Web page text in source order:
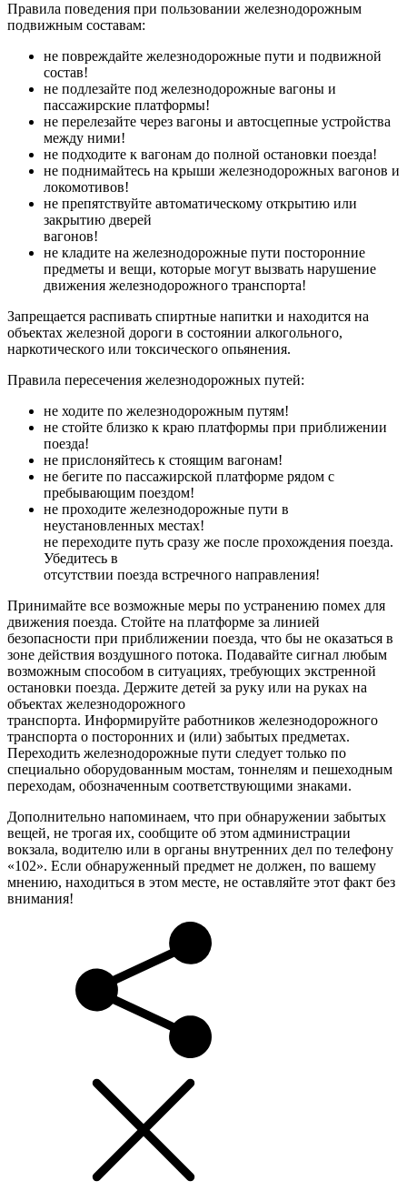
Правила поведения при пользовании железнодорожным
подвижным составам:
не повреждайте железнодорожные пути и подвижной
состав!
не подлезайте под железнодорожные вагоны и
пассажирские платформы!
не перелезайте через вагоны и автосцепные устройства
между ними!
не подходите к вагонам до полной остановки поезда!
не поднимайтесь на крыши железнодорожных вагонов и
локомотивов!
не препятствуйте автоматическому открытию или
закрытию дверей
вагонов!
не кладите на железнодорожные пути посторонние
предметы и вещи, которые могут вызвать нарушение
движения железнодорожного транспорта!
Запрещается распивать спиртные напитки и находится на
объектах железной дороги в состоянии алкогольного,
наркотического или токсического опьянения.
Правила пересечения железнодорожных путей:
не ходите по железнодорожным путям!
не стойте близко к краю платформы при приближении
поезда!
не прислоняйтесь к стоящим вагонам!
не бегите по пассажирской платформе рядом с
пребывающим поездом!
не проходите железнодорожные пути в
неустановленных местах!
не переходите путь сразу же после прохождения поезда.
Убедитесь в
отсутствии поезда встречного направления!
Принимайте все возможные меры по устранению помех для
движения поезда. Стойте на платформе за линией
безопасности при приближении поезда, что бы не оказаться в
зоне действия воздушного потока. Подавайте сигнал любым
возможным способом в ситуациях, требующих экстренной
остановки поезда. Держите детей за руку или на руках на
объектах железнодорожного
транспорта. Информируйте работников железнодорожного
транспорта о посторонних и (или) забытых предметах.
Переходить железнодорожные пути следует только по
специально оборудованным мостам, тоннелям и пешеходным
переходам, обозначенным соответствующими знаками.
Дополнительно напоминаем, что при обнаружении забытых
вещей, не трогая их, сообщите об этом администрации
вокзала, водителю или в органы внутренних дел по телефону
«102». Если обнаруженный предмет не должен, по вашему
мнению, находиться в этом месте, не оставляйте этот факт без
внимания!